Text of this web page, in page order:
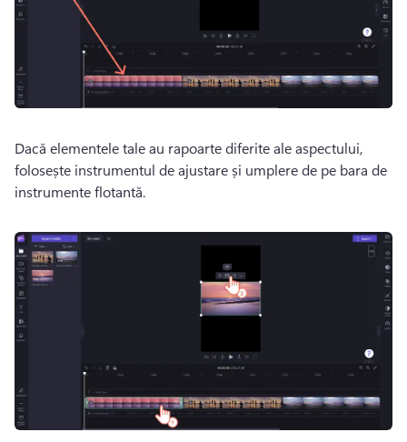
Dacă elementele tale au rapoarte diferite ale aspectului,
folosește instrumentul de ajustare și umplere de pe bara de
instrumente flotantă.